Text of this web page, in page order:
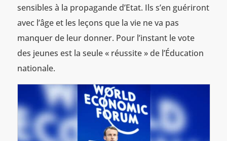
sensibles à la propagande d’Etat. Ils s’en guériront
avec l’âge et les leçons que la vie ne va pas
manquer de leur donner. Pour l’instant le vote
des jeunes est la seule « réussite » de l’Éducation
nationale.